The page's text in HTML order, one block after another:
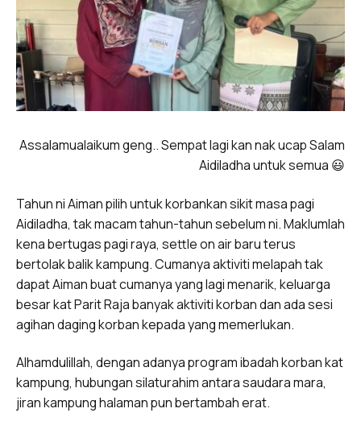
Assalamualaikum geng.. Sempat lagi kan nak ucap Salam
Aidiladha untuk semua 😃
Tahun ni Aiman pilih untuk korbankan sikit masa pagi
Aidiladha, tak macam tahun-tahun sebelum ni. Maklumlah
kena bertugas pagi raya, settle on air baru terus
bertolak balik kampung. Cumanya aktiviti melapah tak
dapat Aiman buat cumanya yang lagi menarik, keluarga
besar kat Parit Raja banyak aktiviti korban dan ada sesi
agihan daging korban kepada yang memerlukan.
Alhamdulillah, dengan adanya program ibadah korban kat
kampung, hubungan silaturahim antara saudara mara,
jiran kampung halaman pun bertambah erat.